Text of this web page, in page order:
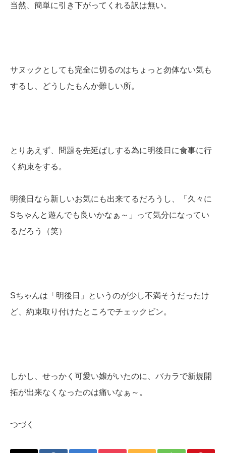
当然、簡単に引き下がってくれる訳は無い。
サヌックとしても完全に切るのはちょっと勿体ない気も
するし、どうしたもんか難しい所。
とりあえず、問題を先延ばしする為に明後日に食事に行
く約束をする。
明後日なら新しいお気にも出来てるだろうし、「久々に
Sちゃんと遊んでも良いかなぁ～」って気分になってい
るだろう（笑）
Sちゃんは「明後日」というのが少し不満そうだったけ
ど、約束取り付けたところでチェックビン。
しかし、せっかく可愛い嬢がいたのに、バカラで新規開
拓が出来なくなったのは痛いなぁ～。
つづく